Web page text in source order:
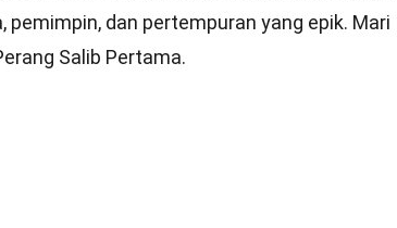
dan pertempuran yang epik. Mari
Salib Pertama.